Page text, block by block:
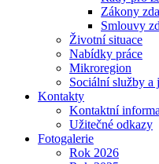
Zákony
Smlouvy
Životní situace
Nabídky práce
Mikroregion
Sociální služby a
Kontakty
Kontaktní
Užitečné odkazy
Fotogalerie
Rok 2026